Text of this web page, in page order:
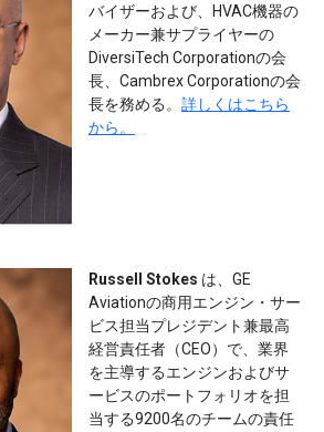
バイザーおよび、HVAC機器の
メーカー兼サプライヤーの
DiversiTech Corporationの会
長、Cambrex Corporationの会
長を務める。 詳しくはこちら
から。
Russell Stokes は、GE
Aviationの商用エンジン・サー
ビス担当プレジデント兼最高
経営責任者（CEO）で、業界
を主導するエンジンおよびサ
ービスのポートフォリオを担
当する9200名のチームの責任